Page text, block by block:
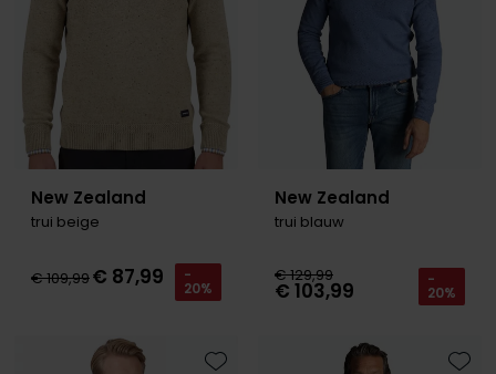
New Zealand
trui beige
€ 109,99€ 87,99 -
20%
New Zealand
trui blauw
€ 129,99
€ 103,99 -
20%